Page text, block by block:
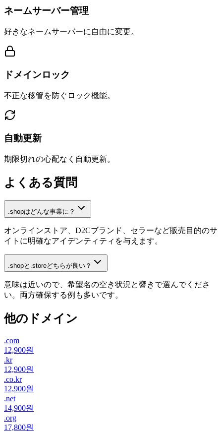
ネームサーバー管理
好きなネームサーバーに自由に変更。
ドメインロック
不正な移管を防ぐロック機能。
自動更新
期限切れの心配なく自動更新。
よくある質問
.shopはどんな事業に？
オンラインストア、D2Cブランド、セラーなど販売目的のサ
イトに明確なアイデンティティを与えます。
.shopと.storeどちらが良い？
意味は近いので、希望名の空き状況と響きで選んでくださ
い。両方確保する例も多いです。
他のドメイン
.com
12,900원
.kr
12,900원
.co.kr
12,900원
.net
14,900원
.org
17,800원